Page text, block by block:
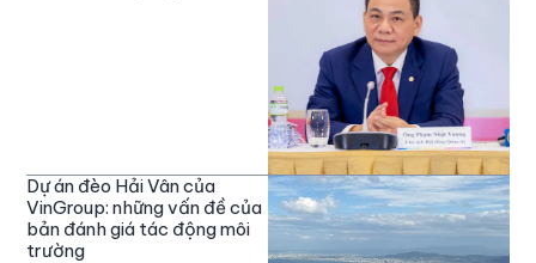
Dự án đèo Hải Vân của
VinGroup: những vấn đề của
bản đánh giá tác động môi
trường